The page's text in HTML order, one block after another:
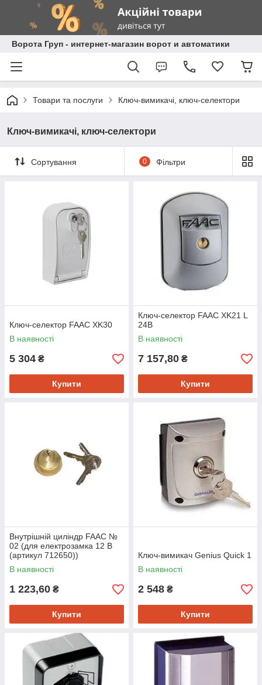
Ворота Груп - интернет-магазин ворот и автоматики
Товари та послуги Ключ-вимикачі, ключ-селектори
Ключ-вимикачі, ключ-селектори
Сортування 0 Фільтри
Ключ-селектор FAAC XK30
В наявності
5 304 ₴
Купити
Ключ-селектор FAAC XK21 L
24В
В наявності
7 157,80 ₴
Купити
Внутрішній циліндр FAAC №
02 (для електрозамка 12 В
(артикул 712650))
В наявності
1 223,60 ₴
Купити
Ключ-вимикач Genius Quick 1
В наявності
2 548 ₴
Купити